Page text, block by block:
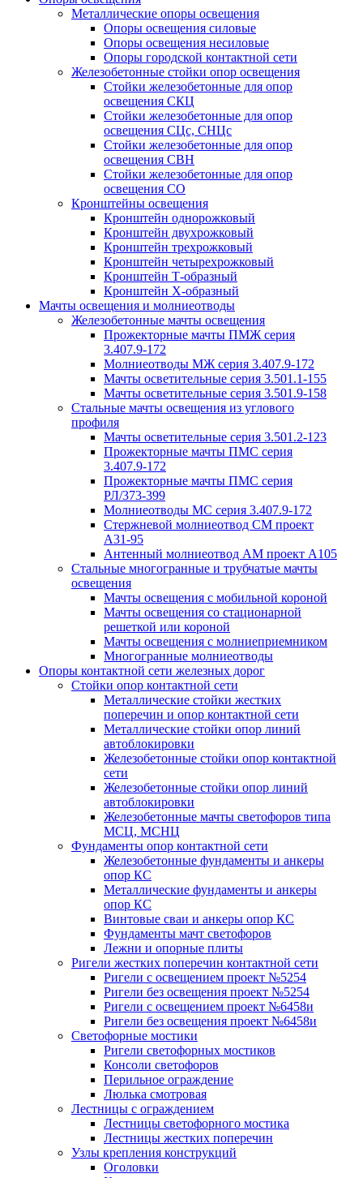
Металлические опоры освещения
Опоры освещения силовые
Опоры освещения несиловые
Опоры городской контактной сети
Железобетонные стойки опор освещения
Стойки железобетонные для опор
освещения СКЦ
Стойки железобетонные для опор
освещения СЦс, СНЦс
Стойки железобетонные для опор
освещения СВН
Стойки железобетонные для опор
освещения СО
Кронштейны освещения
Кронштейн однорожковый
Кронштейн двухрожковый
Кронштейн трехрожковый
Кронштейн четырехрожковый
Кронштейн Т-образный
Кронштейн Х-образный
Мачты освещения и молниеотводы
Железобетонные мачты освещения
Прожекторные мачты ПМЖ серия
3.407.9-172
Молниеотводы МЖ серия 3.407.9-172
Мачты осветительные серия 3.501.1-155
Мачты осветительные серия 3.501.9-158
Стальные мачты освещения из углового
профиля
Мачты осветительные серия 3.501.2-123
Прожекторные мачты ПМС серия
3.407.9-172
Прожекторные мачты ПМС серия
РЛ/373-399
Молниеотводы МС серия 3.407.9-172
Стержневой молниеотвод СМ проект
А31-95
Антенный молниеотвод АМ проект А105
Стальные многогранные и трубчатые мачты
освещения
Мачты освещения с мобильной короной
Мачты освещения со стационарной
решеткой или короной
Мачты освещения с молниеприемником
Многогранные молниеотводы
Опоры контактной сети железных дорог
Стойки опор контактной сети
Металлические стойки жестких
поперечин и опор контактной сети
Металлические стойки опор линий
автоблокировки
Железобетонные стойки опор контактной
сети
Железобетонные стойки опор линий
автоблокировки
Железобетонные мачты светофоров типа
МСЦ, МСНЦ
Фундаменты опор контактной сети
Железобетонные фундаменты и анкеры
опор КС
Металлические фундаменты и анкеры
опор КС
Винтовые сваи и анкеры опор КС
Фундаменты мачт светофоров
Лежни и опорные плиты
Ригели жестких поперечин контактной сети
Ригели с освещением проект №5254
Ригели без освещения проект №5254
Ригели с освещением проект №6458и
Ригели без освещения проект №6458и
Светофорные мостики
Ригели светофорных мостиков
Консоли светофоров
Перильное ограждение
Люлька смотровая
Лестницы с ограждением
Лестницы светофорного мостика
Лестницы жестких поперечин
Узлы крепления конструкций
Оголовки